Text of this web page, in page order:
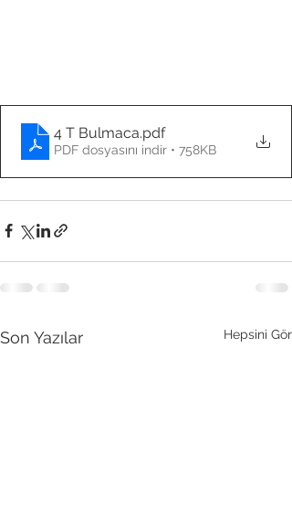
4 T Bulmaca.pdf
PDF dosyasını indir • 758KB
Son Yazılar Hepsini Gör